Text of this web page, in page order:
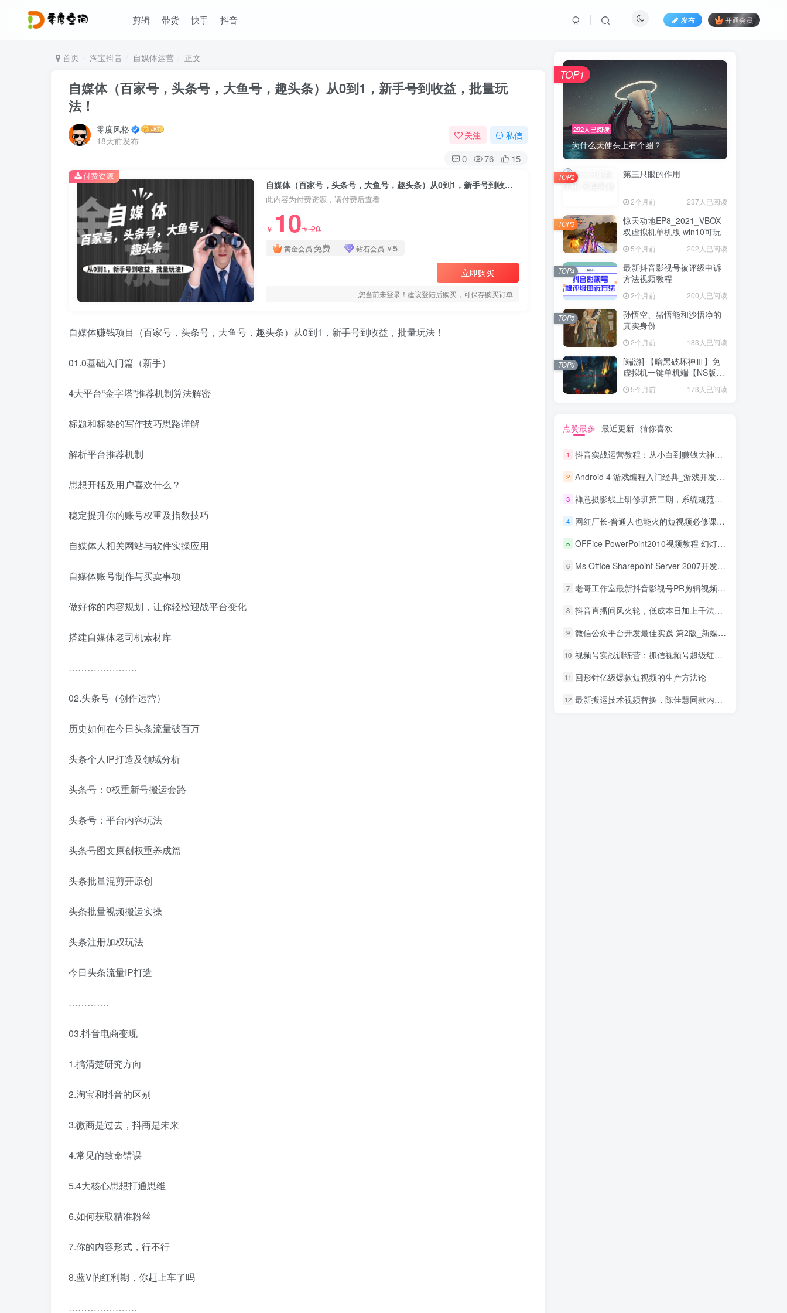
剪辑 带货 快手 抖音 发布 开通会员
首页 淘宝抖音 自媒体运营 正文
自媒体（百家号，头条号，大鱼号，趣头条）从0到1，新手号到收益，批量玩
法！
零度风格
18天前发布
关注 私信
0 76 15
自媒体（百家号，头条号，大鱼号，趣头条）从0到1，新手号到收益，批量玩法！
此内容为付费资源，请付费后查看
￥ 10￥20
黄金会员 免费 钻石会员 ￥5
立即购买
您当前未登录！建议登陆后购买，可保存购买订单
付费资源
自媒体赚钱项目（百家号，头条号，大鱼号，趣头条）从0到1，新手号到收益，批量玩法！
01.0基础入门篇（新手）
4大平台“金字塔”推荐机制算法解密
标题和标签的写作技巧思路详解
解析平台推荐机制
思想开括及用户喜欢什么？
稳定提升你的账号权重及指数技巧
自媒体人相关网站与软件实操应用
自媒体账号制作与买卖事项
做好你的内容规划，让你轻松迎战平台变化
搭建自媒体老司机素材库
………………….
02.头条号（创作运营）
历史如何在今日头条流量破百万
头条个人IP打造及领域分析
头条号：0权重新号搬运套路
头条号：平台内容玩法
头条号图文原创权重养成篇
头条批量混剪开原创
头条批量视频搬运实操
头条注册加权玩法
今日头条流量IP打造
………….
03.抖音电商变现
1.搞清楚研究方向
2.淘宝和抖音的区别
3.微商是过去，抖商是未来
4.常见的致命错误
5.4大核心思想打通思维
6.如何获取精准粉丝
7.你的内容形式，行不行
8.蓝V的红利期，你赶上车了吗
………………….
292人已阅读
为什么天使头上有个圈？
TOP1
第三只眼的作用
2个月前 237人已阅读
TOP2
惊天动地EP8_2021_VBOX
双虚拟机单机版 win10可玩
5个月前 202人已阅读
TOP3
最新抖音影视号被评级申诉
方法视频教程
2个月前 200人已阅读
TOP4
孙悟空、猪悟能和沙悟净的
真实身份
2个月前 183人已阅读
TOP5
[端游] 【暗黑破坏神Ⅲ】免
虚拟机一键单机端【NS版
5个月前 173人已阅读
TOP6
点赞最多 最近更新 猜你喜欢
1 抖音实战运营教程：从小白到赚钱大神，斗音矩阵800W+经验，毫无保留分享
2 Android 4 游戏编程入门经典_游戏开发教程
3 禅意摄影线上研修班第二期，系统规范的摄影名家课程，非碎片式网上趣味小技巧
4 网红厂长·普通人也能火的短视频必修课，手把手带你做热门视频
5 OFFice PowerPoint2010视频教程 幻灯片制作教程_电脑办公教程
6 Ms Office Sharepoint Server 2007开发系列视频_电脑办公教程
7 老哥工作室最新抖音影视号PR剪辑视频讲解（附搬运模板+素材）
8 抖音直播间风火轮，低成本日加上千法，暴力微信引流技术
9 微信公众平台开发最佳实践 第2版_新媒体运营教程
10 视频号实战训练营：抓信视频号超级红利和流量打造爆款，疯狂出单暴力变现
11 回形针亿级爆款短视频的生产方法论
12 最新搬运技术视频替换，陈佳慧同款内录，轻松过搬运检测轻松上热门！